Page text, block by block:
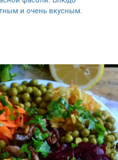
и очень вкусным.